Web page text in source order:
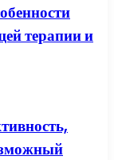
терапии и